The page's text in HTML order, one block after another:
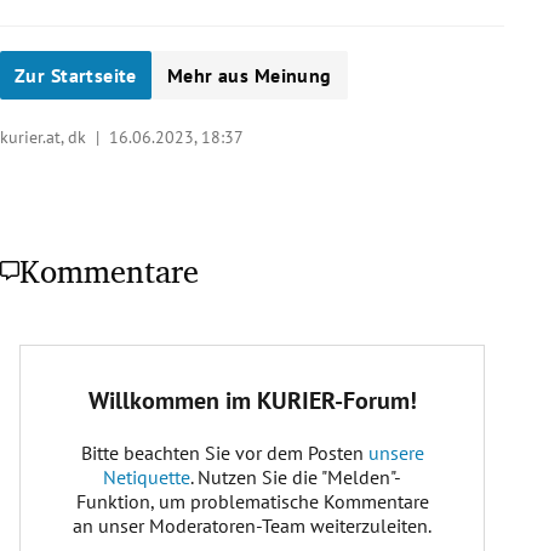
Zur Startseite Mehr aus Meinung
kurier.at, dk | 16.06.2023, 18:37
Kommentare